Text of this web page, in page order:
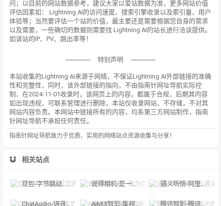
问；以目前的网站数据参考，建议大家以爱站数据为准，更多网站价值
评估因素如： Lightning AI的访问速度、搜索引擎收录以及索引量、用户
体验等；当然要评估一个站的价值，最主要还是需要根据您自身的需求
以及需要，一些确切的数据则需要找 Lightning AI的站长进行洽谈提供。
如该站的IP、PV、跳出率等！
特别声明
本站收集的Lightning AI来源于网络，不保证Lightning AI外部链接的准确
性和完整性，同时，该外部链接的指向，不由指南针网址导航实际控
制，在2024-11-01收录时，该网页上的内容，都属于合规，后期其内容
如出现违规，可联系管理进行删除，本站仅收录网站，不存储，不对其
网站内容负责。本网站中链接所有的内容，均系第三方网站制作，指南
针网址导航不承担任何责任。
指南针网址导航致力于优质、实用的网络站点资源收集与分享！
相关站点
豆包-字节跳动打造的多功能AI对话工具 说得相机-是一款为口播视频创作者量身定制的智能拍摄工具 通义听悟-阿里云通义听悟是聚焦音视频内容的工作学习AI助手
ChatAudio-语音转文字 + 总结 + 对话 AIMIX智剪-集视频批量混剪、文案、字幕生成、语音合成等短视频运营功能于一 腾讯智影-腾讯推出的在线智能视频创作平台